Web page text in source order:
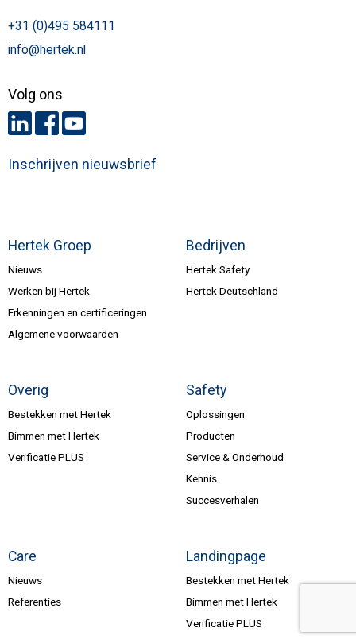
Hertek Groep
Nieuws
Werken bij Hertek
Erkenningen en certificeringen
Algemene voorwaarden
Bedrijven
Hertek Safety
Hertek Deutschland
Overig
Bestekken met Hertek
Bimmen met Hertek
Verificatie PLUS
Safety
Oplossingen
Producten
Service & Onderhoud
Kennis
Succesverhalen
Care
Nieuws
Referenties
Landingpage
Bestekken met Hertek
Bimmen met Hertek
Verificatie PLUS
+31 (0)495 584111
info@hertek.nl
Volg ons
Inschrijven nieuwsbrief